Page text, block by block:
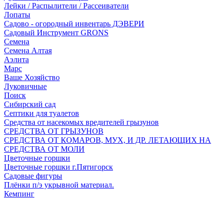
Лейки / Распылители / Рассеиватели
Лопаты
Садово - огородный инвентарь ДЭВЕРИ
Садовый Инструмент GRONS
Семена
Семена Алтая
Аэлита
Марс
Ваше Хозяйство
Луковичные
Поиск
Сибирский сад
Септики для туалетов
Средства от насекомых вредителей грызунов
СPEДСТВА ОТ ГРЫЗУНОВ
СРЕДСТВА ОТ КОМАРОВ, МУХ, И ДР. ЛЕТАЮЩИХ НА
СРЕДСТВА ОТ МОЛИ
Цветочные горшки
Цветочные горшки г.Пятигорск
Садовые фигуры
Плёнки п/э укрывной материал.
Кемпинг